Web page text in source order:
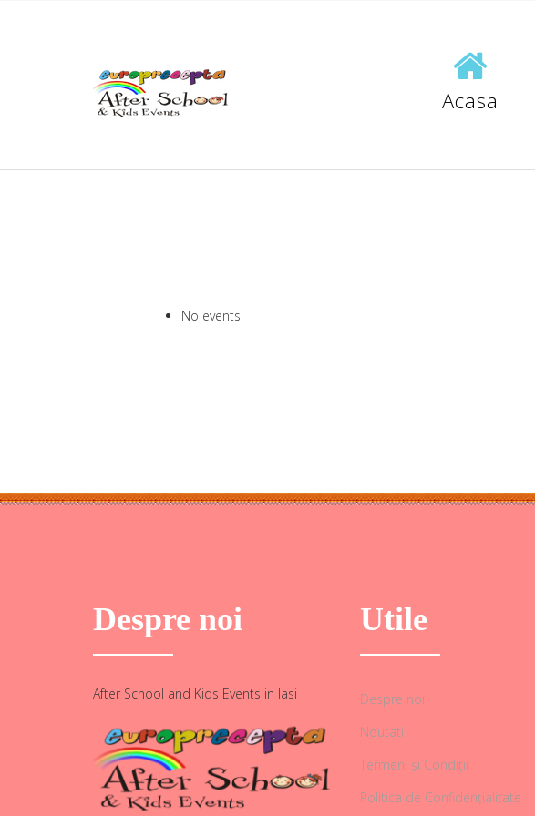
Acasa
No events
Despre noi
After School and Kids Events in Iasi
Utile
Despre noi
Noutati
Termeni și Condiții
Politica de Confidențialitate